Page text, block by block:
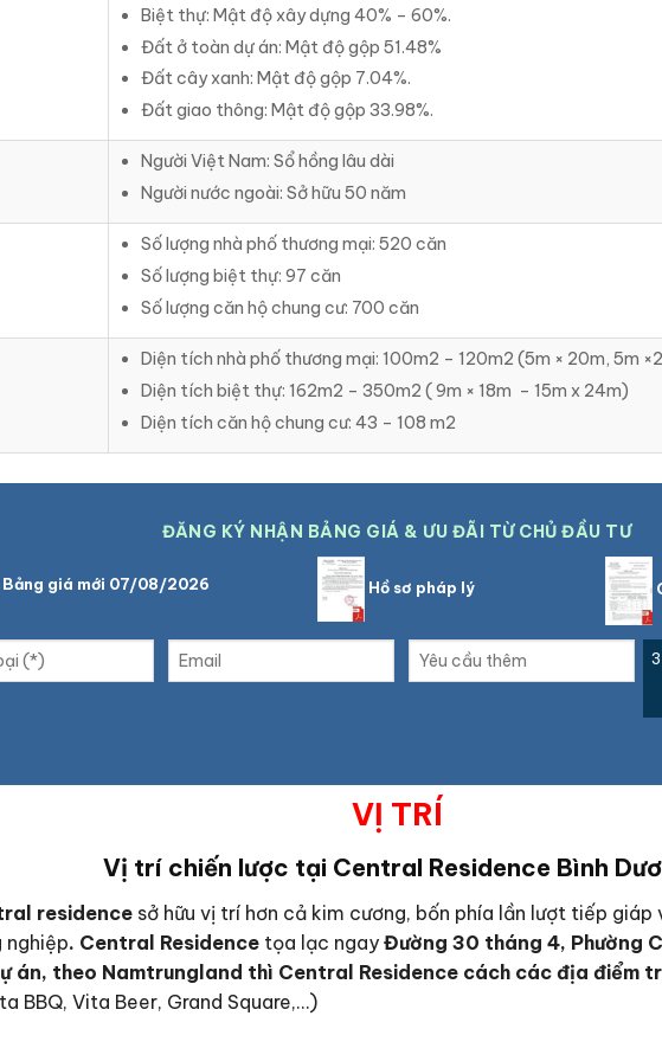
Biệt thự: Mật độ xây dựng 40% – 60%.
Đất ở toàn dự án: Mật độ gộp 51.48%
Đất cây xanh: Mật độ gộp 7.04%.
Đất giao thông: Mật độ gộp 33.98%.
Người Việt Nam: Sổ hồng lâu dài
Người nước ngoài: Sở hữu 50 năm
Số lượng nhà phố thương mại: 520 căn
Số lượng biệt thự: 97 căn
Số lượng căn hộ chung cư: 700 căn
Diện tích nhà phố thương mại: 100m2 – 120m2 (5m × 20m, 5m
Diện tích biệt thự: 162m2 – 350m2 ( 9m × 18m – 15m x 24m)
Diện tích căn hộ chung cư: 43 – 108 m2
ĐĂNG KÝ NHẬN BẢNG GIÁ & ƯU ĐÃI TỪ CHỦ ĐẦU TƯ
Bảng giá mới 07/08/2026 Hồ sơ pháp lý
VỊ TRÍ
Vị trí chiến lược tại Central Residence Bình
residence sở hữu vị trí hơn cả kim cương, bốn phía lần lượt tiếp
nghiệp. Central Residence tọa lạc ngay Đường 30 tháng 4, Phường
án, theo Namtrungland thì Central Residence cách các địa điểm
BBQ, Vita Beer, Grand Square,…)